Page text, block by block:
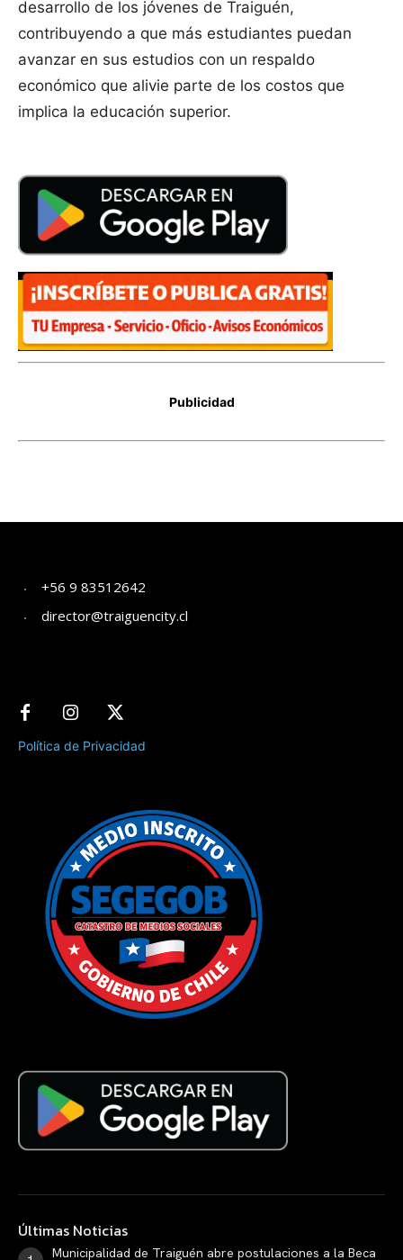
+56 9 83512642
director@traiguencity.cl
Política de Privacidad
Últimas Noticias
Municipalidad de Traiguén abre postulaciones a la Beca